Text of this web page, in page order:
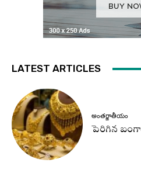
LATEST ARTICLES
అంతర్జాతీయం
పెరిగిన